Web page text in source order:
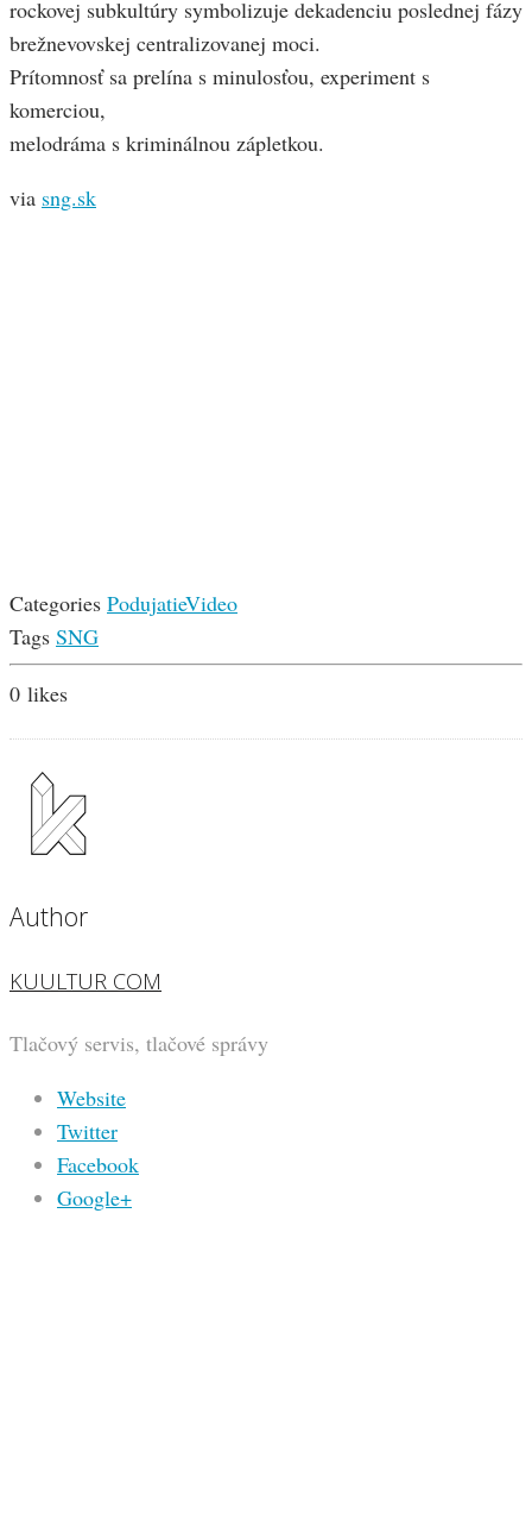
rockovej subkultúry symbolizuje dekadenciu poslednej fázy
brežnevovskej centralizovanej moci.
Prítomnosť sa prelína s minulosťou, experiment s
komerciou,
melodráma s kriminálnou zápletkou.
via sng.sk
Categories PodujatieVideo
Tags SNG
0 likes
Author
KUULTUR COM
Tlačový servis, tlačové správy
Website
Twitter
Facebook
Google+